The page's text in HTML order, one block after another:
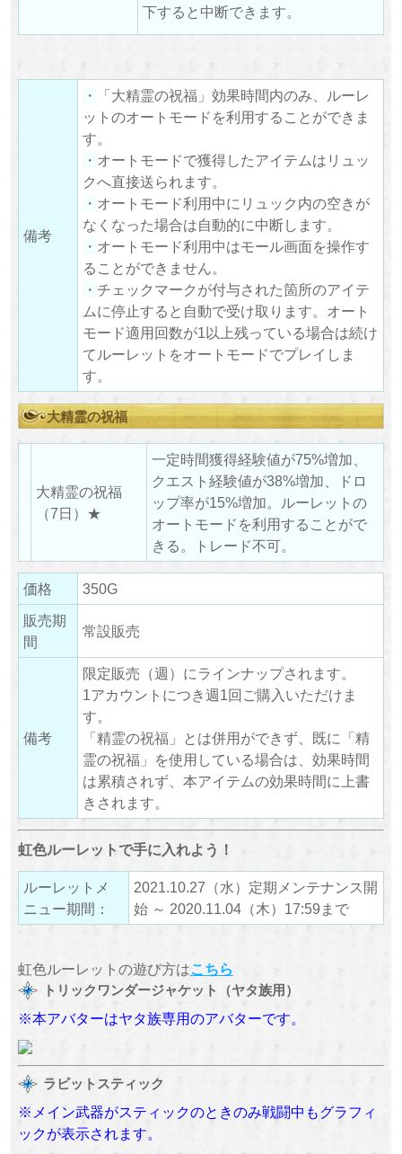
下すると中断できます。
備考
・
「大精霊の祝福」効果時間内のみ、ルーレ
ットのオートモードを利用することができま
す。
・ オートモードで獲得したアイテムはリュッ
クへ直接送られます。
・ オートモード利用中にリュック内の空きが
なくなった場合は自動的に中断します。
・ オートモード利用中はモール画面を操作す
ることができません。
・ チェックマークが付与された箇所のアイテ
ムに停止すると自動で受け取ります。オート
モード適用回数が1以上残っている場合は続け
てルーレットをオートモードでプレイしま
す。
大精霊の祝福
大精霊の祝福
（7日）★
一定時間獲得経験値が75%増加、
クエスト経験値が38%増加、ドロ
ップ率が15%増加。ルーレットの
オートモードを利用することがで
きる。トレード不可。
価格
350G
販売期
間
常設販売
備考
限定販売（週）にラインナップされます。
1アカウントにつき週1回ご購入いただけま
す。
「精霊の祝福」とは併用ができず、既に「精
霊の祝福」を使用している場合は、効果時間
は累積されず、本アイテムの効果時間に上書
きされます。
虹色ルーレットで手に入れよう！
ルーレットメ
ニュー期間：
2021.10.27（水）定期メンテナンス開
始 ～ 2020.11.04（木）17:59まで
虹色ルーレットの遊び方はこちら
トリックワンダージャケット（ヤタ族用）
※本アバターはヤタ族専用のアバターです。
ラビットスティック
※メイン武器がスティックのときのみ戦闘中もグラフィ
ックが表示されます。